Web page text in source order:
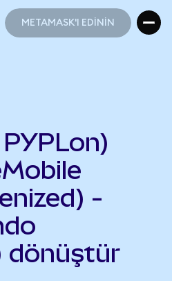
METAMASK'I EDİNİN
-
dönüştür